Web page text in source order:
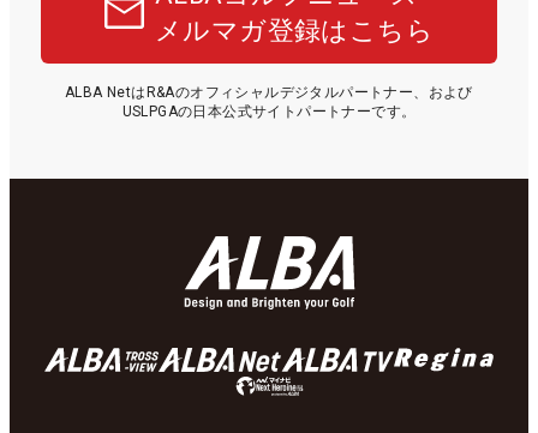
メルマガ登録はこちら
ALBA NetはR&Aのオフィシャルデジタルパートナー、および
USLPGAの日本公式サイトパートナーです。